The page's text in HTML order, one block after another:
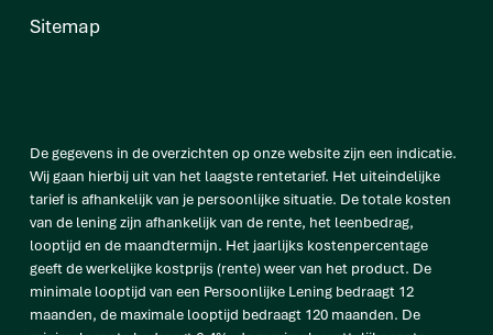
Sitemap
De gegevens in de overzichten op onze website zijn een indicatie.
Wij gaan hierbij uit van het laagste rentetarief. Het uiteindelijke
tarief is afhankelijk van je persoonlijke situatie. De totale kosten
van de lening zijn afhankelijk van de rente, het leenbedrag,
looptijd en de maandtermijn. Het jaarlijks kostenpercentage
geeft de werkelijke kostprijs (rente) weer van het product. De
minimale looptijd van een Persoonlijke Lening bedraagt 12
maanden, de maximale looptijd bedraagt 120 maanden. De